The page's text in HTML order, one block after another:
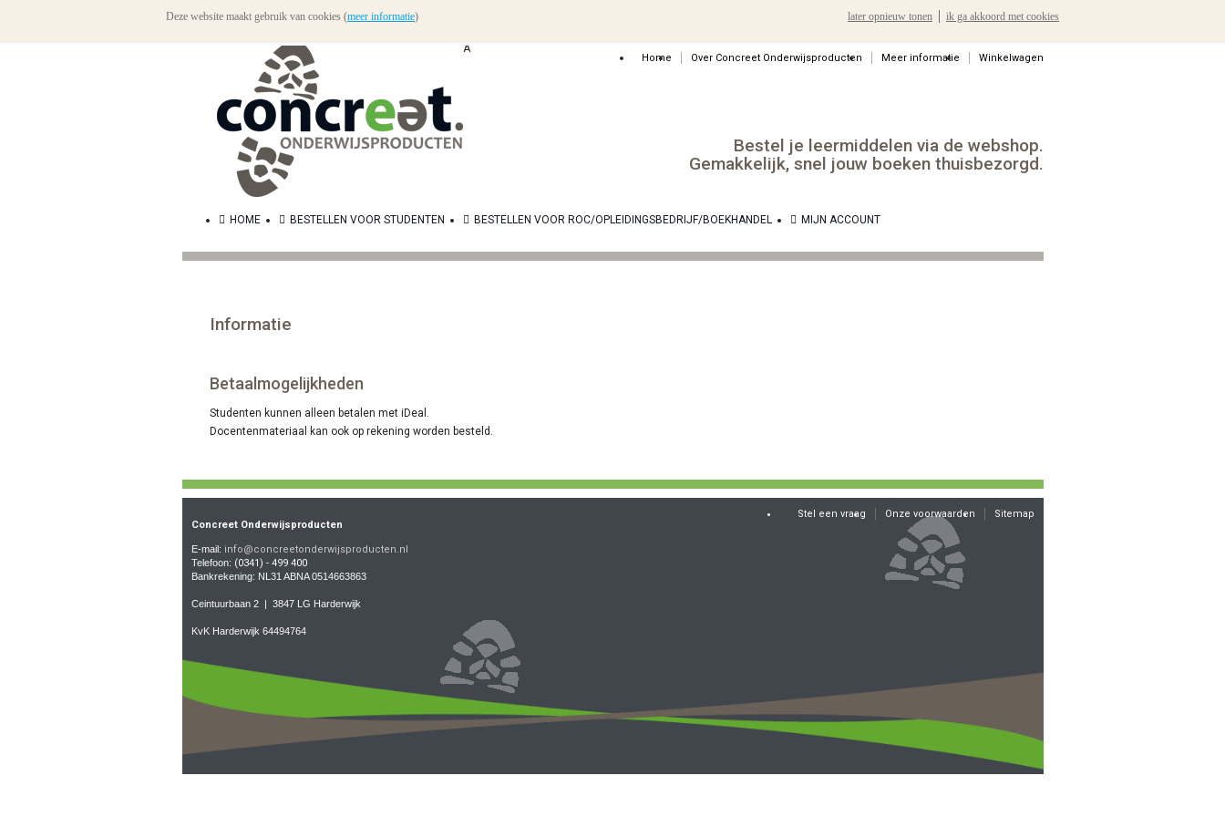
Home Over Concreet Onderwijsproducten Meer informatie Winkelwagen
Bestel je leermiddelen via de webshop.
Gemakkelijk, snel jouw boeken thuisbezorgd.
HOME BESTELLEN VOOR STUDENTEN BESTELLEN VOOR ROC/OPLEIDINGSBEDRIJF/BOEKHANDEL MIJN ACCOUNT
Informatie
Betaalmogelijkheden
Studenten kunnen alleen betalen met iDeal.
Docentenmateriaal kan ook op rekening worden besteld .
Stel een vraag Onze voorwaarden
Sitemap
Concreet Onderwijsproducten
E-mail: info@concreetonderwijsproducten.nl
Telefoon: (0341) - 499 400
Bankrekening: NL31 ABNA 0514663863
Ceintuurbaan 2 | 3847 LG Harderwijk
KvK Harderwijk 64494764
Deze website maakt gebruik van cookies (meer informatie) later opnieuw tonen ik ga akkoord met cookies
Â